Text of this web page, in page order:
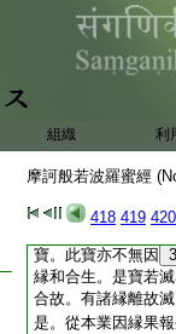
組織 利
摩訶般若波羅蜜經
418 419 420
諸佛有來有去。不
夫無智之數。是諸
若波羅蜜。遠離諸
如幻如夢。若有衆
是人行般若波羅蜜
應受供養爲世間福
水中諸
2 寶。不從
北方四維上下來。
寶。此寶亦不無因
3
縁和合生。是寶若
合故。有諸縁離故
是。從本業因縁果